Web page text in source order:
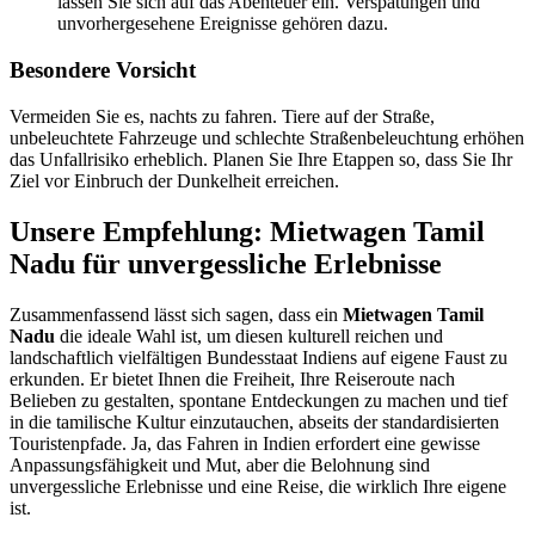
unvorhergesehene Ereignisse gehören dazu.
Besondere Vorsicht
Vermeiden Sie es, nachts zu fahren. Tiere auf der Straße,
unbeleuchtete Fahrzeuge und schlechte Straßenbeleuchtung erhöhen
das Unfallrisiko erheblich. Planen Sie Ihre Etappen so, dass Sie Ihr
Ziel vor Einbruch der Dunkelheit erreichen.
Unsere Empfehlung: Mietwagen Tamil
Nadu für unvergessliche Erlebnisse
Zusammenfassend lässt sich sagen, dass ein Mietwagen Tamil
Nadu die ideale Wahl ist, um diesen kulturell reichen und
landschaftlich vielfältigen Bundesstaat Indiens auf eigene Faust zu
erkunden. Er bietet Ihnen die Freiheit, Ihre Reiseroute nach
Belieben zu gestalten, spontane Entdeckungen zu machen und tief
in die tamilische Kultur einzutauchen, abseits der standardisierten
Touristenpfade. Ja, das Fahren in Indien erfordert eine gewisse
Anpassungsfähigkeit und Mut, aber die Belohnung sind
unvergessliche Erlebnisse und eine Reise, die wirklich Ihre eigene
ist.